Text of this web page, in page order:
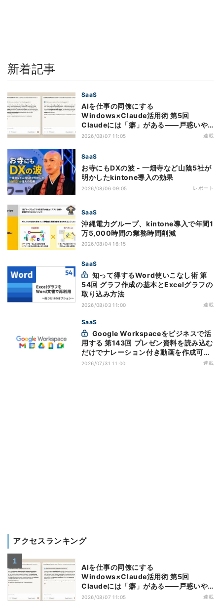
新着記事
SaaS
AIを仕事の同僚にする
Windows×Claude活用術 第5回
Claudeには「癖」がある――戸惑いや
すい7つの仕様
2026/08/07 11:05 連載
SaaS
お寺にもDXの波 - 一畑寺など山陰5社が
明かしたkintone導入の効果
2026/08/06 09:05 レポート
SaaS
沖縄電力グループ、kintone導入で年間1
万5,000時間の業務時間削減
2026/08/04 16:15
SaaS
54回 グラフ作成の基本とExcelグラフの
取り込み方法
2026/08/03 11:00 連載
SaaS
用する 第143回 プレゼン資料を読み込む
だけでナレーション付き動画を作成可能
になった「Google Vids」
2026/07/31 11:00 連載
アクセスランキング
AIを仕事の同僚にする
Windows×Claude活用術 第5回
Claudeには「癖」がある――戸惑いや
すい7つの仕様
2026/08/07 11:05 連載